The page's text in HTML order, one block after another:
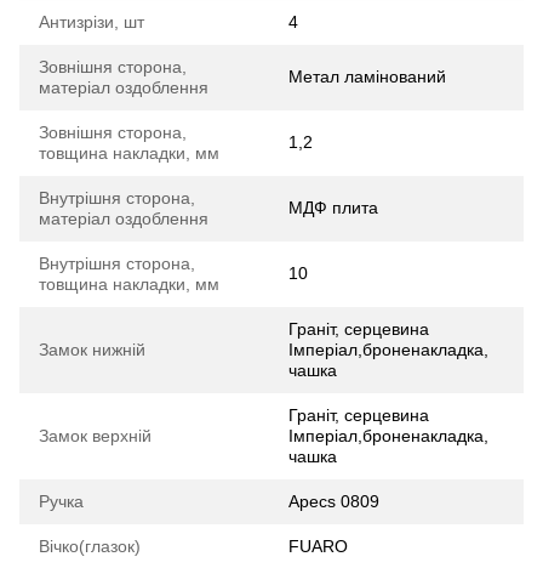
Антизрізи, шт 4
Зовнішня сторона,
матеріал оздоблення
Метал ламінований
Зовнішня сторона,
товщина накладки, мм
1,2
Внутрішня сторона,
матеріал оздоблення
МДФ плита
Внутрішня сторона,
товщина накладки, мм
10
Замок нижній
Граніт, серцевина
Імперіал,броненакладка,
чашка
Замок верхній
Граніт, серцевина
Імперіал,броненакладка,
чашка
Ручка Apecs 0809
Вічко(глазок) FUARO